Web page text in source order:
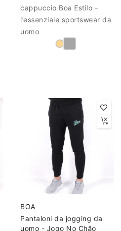
cappuccio Boa Estilo -
l’essenziale sportswear da
uomo
BOA
Pantaloni da jogging da
uomo - Jogo No Chão